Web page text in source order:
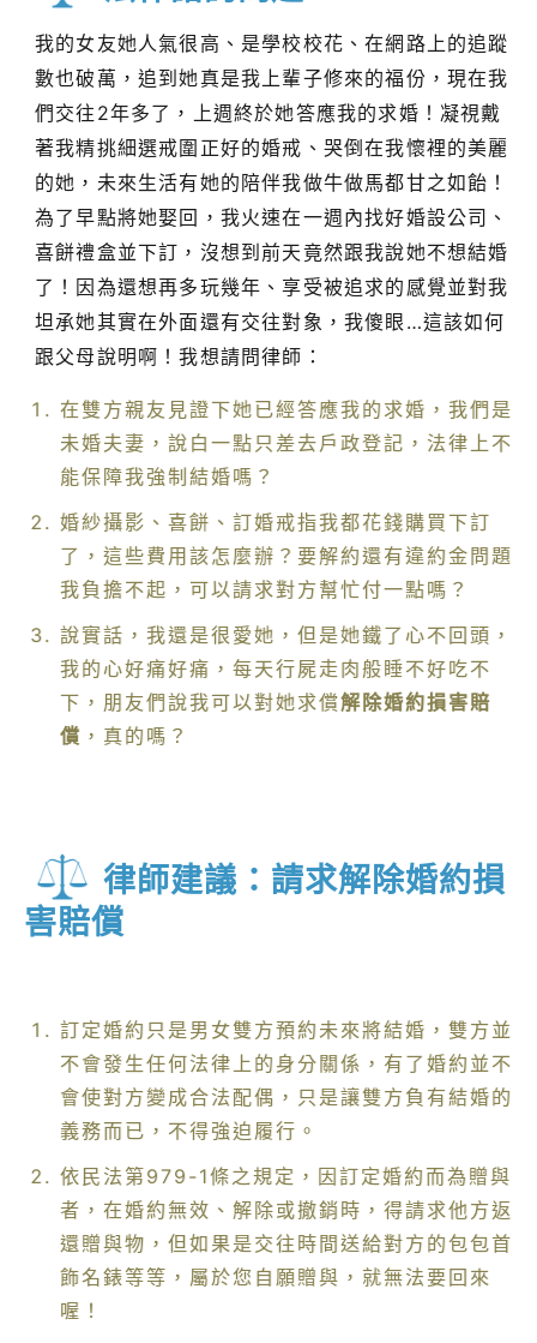
我的女友她人氣很高、是學校校花、在網路上的追蹤
數也破萬，追到她真是我上輩子修來的福份，現在我
們交往2年多了，上週終於她答應我的求婚！凝視戴
著我精挑細選戒圍正好的婚戒、哭倒在我懷裡的美麗
的她，未來生活有她的陪伴我做牛做馬都甘之如飴！
為了早點將她娶回，我火速在一週內找好婚設公司、
喜餅禮盒並下訂，沒想到前天竟然跟我說她不想結婚
了！因為還想再多玩幾年、享受被追求的感覺並對我
坦承她其實在外面還有交往對象，我傻眼…這該如何
跟父母說明啊！我想請問律師：
在雙方親友見證下她已經答應我的求婚，我們是
未婚夫妻，說白一點只差去戶政登記，法律上不
能保障我強制結婚嗎？
婚紗攝影、喜餅、訂婚戒指我都花錢購買下訂
了，這些費用該怎麼辦？要解約還有違約金問題
我負擔不起，可以請求對方幫忙付一點嗎？
說實話，我還是很愛她，但是她鐵了心不回頭，
我的心好痛好痛，每天行屍走肉般睡不好吃不
下，朋友們說我可以對她求償解除婚約損害賠
償 ，真的嗎？
律師建議：請求解除婚約損
害賠償
訂定婚約只是男女雙方預約未來將結婚，雙方並
不會發生任何法律上的身分關係，有了婚約並不
會使對方變成合法配偶，只是讓雙方負有結婚的
義務而已，不得強迫履行。
依民法第979-1條之規定，因訂定婚約而為贈與
者，在婚約無效、解除或撤銷時，得請求他方返
還贈與物，但如果是交往時間送給對方的包包首
飾名錶等等，屬於您自願贈與，就無法要回來
喔！